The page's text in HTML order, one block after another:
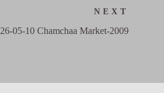
NEXT
05-10 Chamchaa Market-2009